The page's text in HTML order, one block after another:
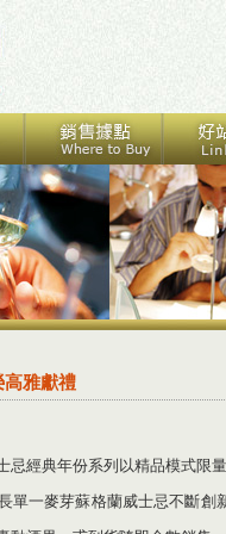
高雅獻禮
忌經典年份系列以精品模式限
單一麥芽蘇格蘭威士忌不斷